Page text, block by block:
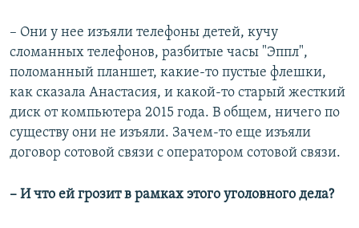
– Они у нее изъяли телефоны детей, кучу
сломанных телефонов, разбитые часы "Эппл",
поломанный планшет, какие-то пустые флешки,
как сказала Анастасия, и какой-то старый жесткий
диск от компьютера 2015 года. В общем, ничего по
существу они не изъяли. Зачем-то еще изъяли
договор сотовой связи с оператором сотовой связи.
– И что ей грозит в рамках этого уголовного дела?